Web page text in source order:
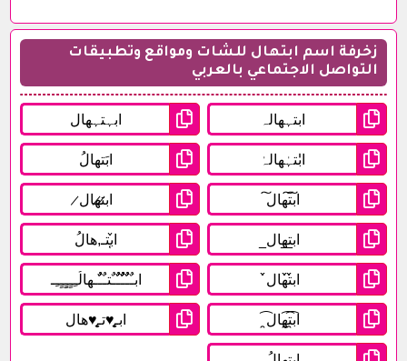
زخرفة اسم ابتهال للشات ومواقع وتطبيقات
التواصل الاجتماعي بالعربي